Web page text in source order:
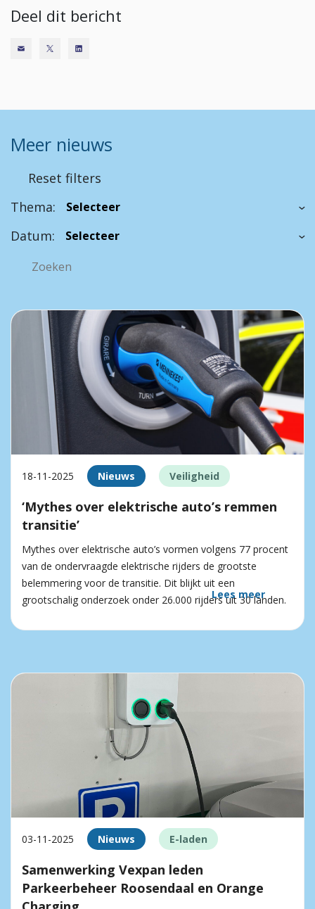
Deel dit bericht
Meer nieuws
Reset filters
Thema:
Datum:
18-11-2025 Nieuws Veiligheid
‘Mythes over elektrische auto’s remmen
transitie’
Mythes over elektrische auto’s vormen volgens 77 procent
van de ondervraagde elektrische rijders de grootste
belemmering voor de transitie. Dit blijkt uit een
grootschalig onderzoek onder 26.000 rijders uit 30 landen.
Lees meer
03-11-2025 Nieuws E-laden
Samenwerking Vexpan leden
Parkeerbeheer Roosendaal en Orange